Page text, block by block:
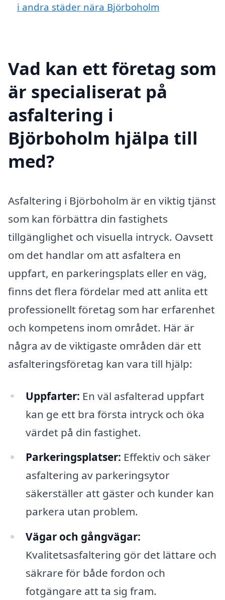
i andra städer nära Björboholm
Vad kan ett företag som
är specialiserat på
asfaltering i
Björboholm hjälpa till
med?
Asfaltering i Björboholm är en viktig tjänst
som kan förbättra din fastighets
tillgänglighet och visuella intryck. Oavsett
om det handlar om att asfaltera en
uppfart, en parkeringsplats eller en väg,
finns det flera fördelar med att anlita ett
professionellt företag som har erfarenhet
och kompetens inom området. Här är
några av de viktigaste områden där ett
asfalteringsföretag kan vara till hjälp:
Uppfarter: En väl asfalterad uppfart
kan ge ett bra första intryck och öka
värdet på din fastighet.
Parkeringsplatser: Effektiv och säker
asfaltering av parkeringsytor
säkerställer att gäster och kunder kan
parkera utan problem.
Vägar och gångvägar:
Kvalitetsasfaltering gör det lättare och
säkrare för både fordon och
fotgängare att ta sig fram.